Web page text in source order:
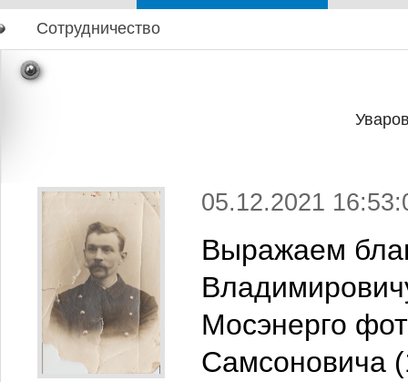
Сотрудничество
05.12.2021
Выражаем
Мосэнерго
Самсоновича